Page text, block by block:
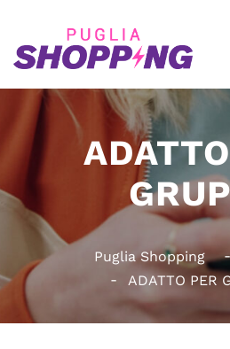
Puglia Shopping
ADATTO PER